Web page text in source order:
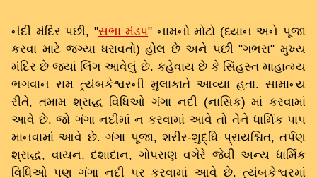
નંદી મંદિર પછી, "સભા મંડપ" નામનો મોટો (ધ્યાન અને પૂજા
કરવા માટે જગ્યા ધરાવતો) હોલ છે અને પછી "ગભરા" મુખ્ય
મંદિર છે જ્યાં લિંગ આવેલું છે. કહેવાય છે કે સિંહસ્ત માહાત્મ્ય
ભગવાન રામ ત્ર્યંબકેશ્વરની મુલાકાતે આવ્યા હતા. સામાન્ય
રીતે, તમામ શ્રાદ્ધ વિધિઓ ગંગા નદી (નાસિક) માં કરવામાં
આવે છે. જો ગંગા નદીમાં ન કરવામાં આવે તો તેને ધાર્મિક પાપ
માનવામાં આવે છે. ગંગા પૂજા, શરીર-શુદ્ધિ પ્રાયશ્ચિત, તર્પણ
શ્રાદ્ધ, વાયન, દશાદાન, ગોપરાણ વગેરે જેવી અન્ય ધાર્મિક
વિધિઓ પણ ગંગા નદી પર કરવામાં આવે છે. ત્ર્યંબકેશ્વરમાં